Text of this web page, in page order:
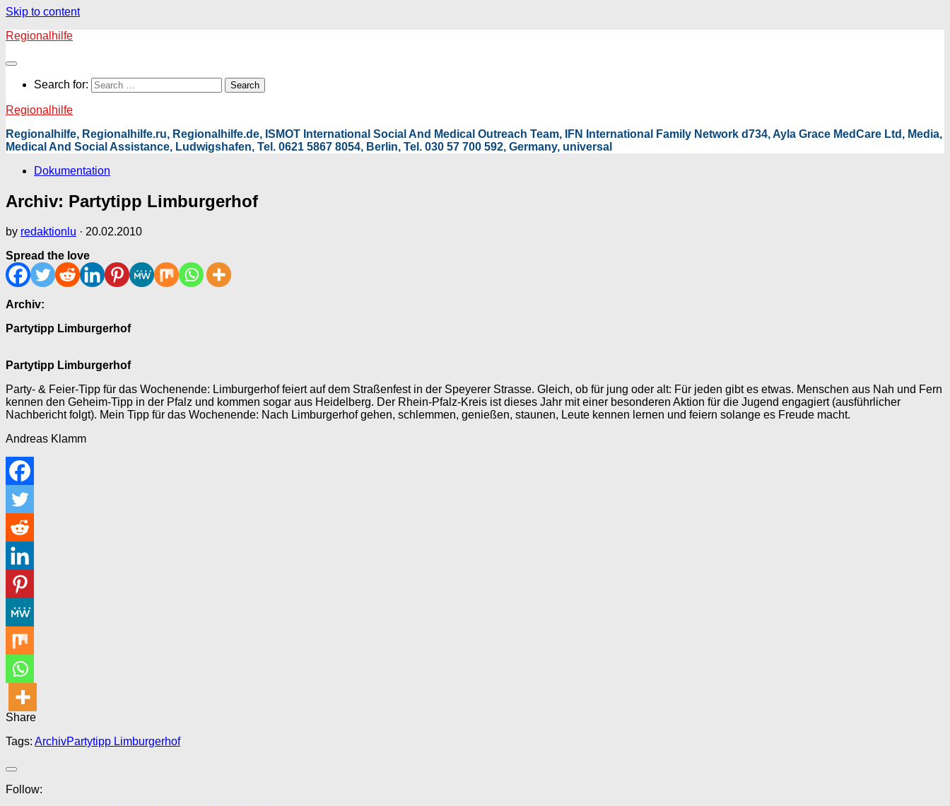
Skip to content
Regionalhilfe
Search for:
Regionalhilfe
Regionalhilfe, Regionalhilfe.ru, Regionalhilfe.de, ISMOT International Social And Medical Outreach Team, IFN International Family Network d734, Ayla Grace MedCare Ltd, Media,
Medical And Social Assistance, Ludwigshafen, Tel. 0621 5867 8054, Berlin, Tel. 030 57 700 592, Germany, universal
Dokumentation
Archiv: Partytipp Limburgerhof
by redaktionlu · 20.02.2010
Spread the love
Archiv:
Partytipp Limburgerhof
Partytipp Limburgerhof
Party- & Feier-Tipp für das Wochenende: Limburgerhof feiert auf dem Straßenfest in der Speyerer Strasse. Gleich, ob für jung oder alt: Für jeden gibt es etwas. Menschen aus Nah und Fern
kennen den Geheim-Tipp in der Pfalz und kommen sogar aus Heidelberg. Der Rhein-Pfalz-Kreis ist dieses Jahr mit einer besonderen Aktion für die Jugend engagiert (ausführlicher
Nachbericht folgt). Mein Tipp für das Wochenende: Nach Limburgerhof gehen, schlemmen, genießen, staunen, Leute kennen lernen und feiern solange es Freude macht.
Andreas Klamm
Share
Tags: ArchivPartytipp Limburgerhof
Follow: